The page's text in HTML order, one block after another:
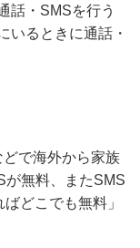
話・SMSを行う
いるときに通話・
で海外から家族
が無料、またSMS
ばどこでも無料 」